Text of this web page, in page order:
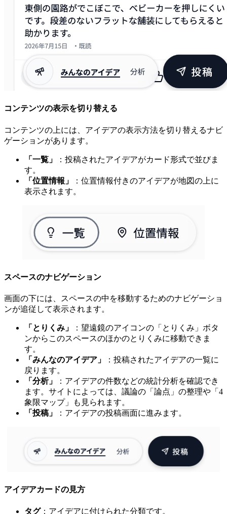
コンテンツの表示を切り替える
コンテンツの上には、アイデアの表示方法を切り替えるナビ
ゲーションがあります。
「一覧」
：投稿されたアイデアがカード形式で並びま
す。
「位置情報」
：位置情報付きのアイデアが地図の上に
表示されます。
スペースのナビゲーション
画面の下には、スペースの中を移動するためのナビゲーショ
ンが追従して表示されます。
「とりくみ」
：望遠鏡のアイコンの「とりくみ」ボタ
ンからこのスペースのほかのとりくみに移動できま
す。
「みんなのアイデア」
：投稿されたアイデアの一覧に
戻ります。
「分析」
：アイデアの件数などの統計分析を確認でき
ます。サイトによっては、議論の「論点」の整理や「4
象限マップ」も見られます。
「投稿」
：アイデアの投稿画面に進みます。
アイデアカードの見方
タグ：アイデアに付けられた分類です。